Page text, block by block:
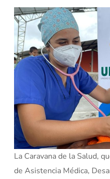
La Caravana de la Salud,
de Asistencia Médica,